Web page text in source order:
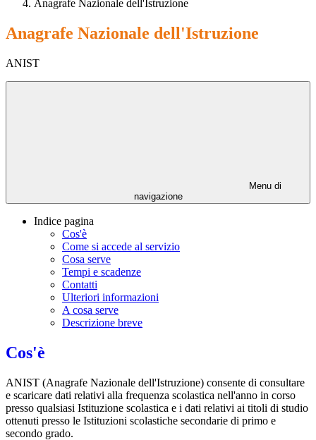
Anagrafe Nazionale dell'Istruzione
Anagrafe Nazionale dell'Istruzione
ANIST
Menu di
navigazione
Indice pagina
Cos'è
Come si accede al servizio
Cosa serve
Tempi e scadenze
Contatti
Ulteriori informazioni
A cosa serve
Descrizione breve
Cos'è
ANIST (Anagrafe Nazionale dell'Istruzione) consente di consultare
e scaricare dati relativi alla frequenza scolastica nell'anno in corso
presso qualsiasi Istituzione scolastica e i dati relativi ai titoli di studio
ottenuti presso le Istituzioni scolastiche secondarie di primo e
secondo grado.